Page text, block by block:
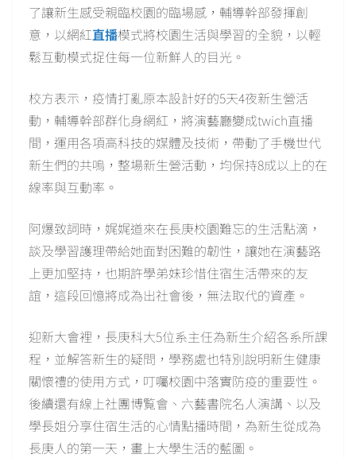
了讓新生感受親臨校園的臨場感，輔導幹部發揮創
意，以網紅直播模式將校園生活與學習的全貌，以輕
鬆互動模式捉住每一位新鮮人的目光。
校方表示，疫情打亂原本設計好的5天4夜新生營活
動，輔導幹部群化身網紅，將演藝廳變成twich直播
間，運用各項高科技的媒體及技術，帶動了手機世代
新生們的共嗚，整場新生營活動，均保持8成以上的在
線率與互動率。
阿爆致詞時，娓娓道來在長庚校園難忘的生活點滴，
談及學習護理帶給她面對困難的韌性，讓她在演藝路
上更加堅持，也期許學弟妹珍惜住宿生活帶來的友
誼，這段回憶將成為出社會後，無法取代的資產。
迎新大會裡，長庚科大5位系主任為新生介紹各系所課
程，並解答新生的疑問，學務處也特別說明新生健康
關懷禮的使用方式，叮囑校園中落實防疫的重要性。
後續還有線上社團博覧會、六藝書院名人演講、以及
學長姐分享住宿生活的心情點播時間，為新生從成為
長庚人的第一天，畫上大學生活的藍圖。